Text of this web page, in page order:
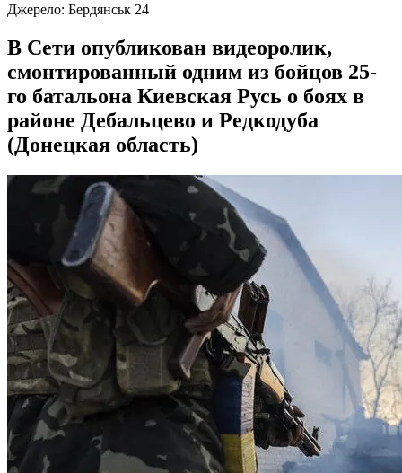
Джерело: Бердянськ 24
В Сети опубликован видеоролик,
смонтированный одним из бойцов 25-
го батальона Киевская Русь о боях в
районе Дебальцево и Редкодуба
(Донецкая область)